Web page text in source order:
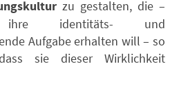
zu gestalten, die –
identitäts- und
Aufgabe erhalten will – so
sie dieser Wirklichkeit